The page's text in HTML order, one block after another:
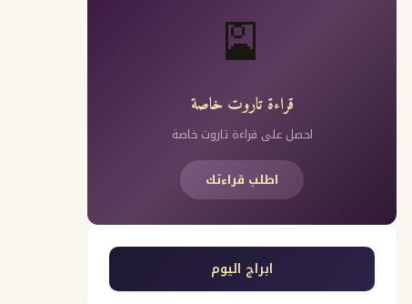
🎴
قراءة تاروت خاصة
احصل على قراءة تاروت خاصة
اطلب قراءتك
ابراج اليوم